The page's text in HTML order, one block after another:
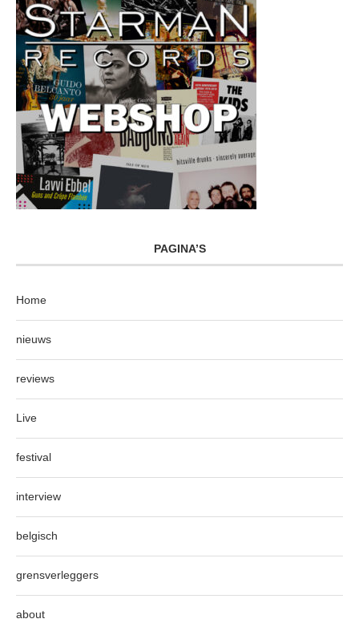
PAGINA’S
Home
nieuws
reviews
Live
festival
interview
belgisch
grensverleggers
about